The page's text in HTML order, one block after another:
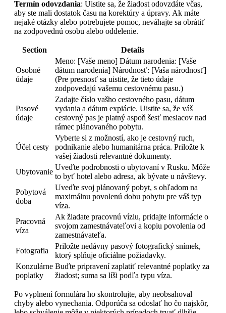
Termín odovzdania: Uistite sa, že žiadost odovzdáte včas,
aby ste mali dostatok času na korektúry a úpravy. Ak máte
nejaké otázky alebo potrebujete pomoc, neváhajte sa obrátiť
na zodpovednú osobu alebo oddelenie.
Section Details
Osobné
údaje
Meno: [Vaše meno] Dátum narodenia: [Vaše
dátum narodenia] Národnosť: [Vaša národnosť]
(Pre presnosť sa uistite, že tieto údaje
zodpovedajú vašemu cestovnému pasu.)
Pasové
údaje
Zadajte číslo vašho cestovného pasu, dátum
vydania a dátum expiácie. Uistite sa, že váš
cestovný pas je platný aspoň šesť mesiacov nad
rámec plánovaného pobytu.
Účel cesty
Vyberte si z možností, ako je cestovný ruch,
podnikanie alebo humanitárna práca. Priložte k
vašej žiadosti relevantné dokumenty.
Ubytovanie
Uveďte podrobnosti o ubytovaní v Rusku. Môže
to byť hotel alebo adresa, ak bývate u návštevy.
Pobytová
doba
Uveďte svoj plánovaný pobyt, s ohľadom na
maximálnu povolenú dobu pobytu pre váš typ
víza.
Pracovná
víza
Ak žiadate pracovnú víziu, pridajte informácie o
svojom zamestnávateľovi a kopiu povolenia od
zamestnávateľa.
Fotografia
Priložte nedávny pasový fotografický snímek,
ktorý splňuje oficiálne požiadavky.
Konzulárne
poplatky
Buďte pripravení zaplatiť relevantné poplatky za
žiadost; suma sa líši podľa typu víza.
Po vyplnení formulára ho skontrolujte, aby neobsahoval
chyby alebo vynechania. Odporúča sa odoslať ho čo najskôr,